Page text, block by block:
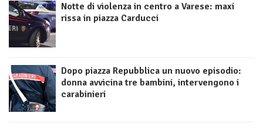
Notte di violenza in centro a Varese: maxi
rissa in piazza Carducci
Dopo piazza Repubblica un nuovo episodio:
donna avvicina tre bambini, intervengono i
carabinieri